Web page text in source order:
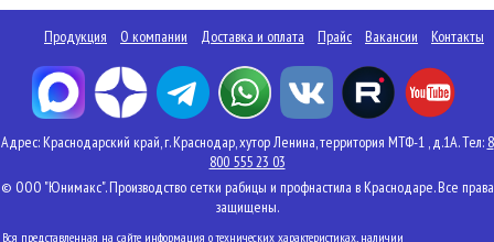
Продукция О компании Доставка и оплата Прайс Вакансии Контакты
Адрес: Краснодарский край, г. Краснодар, хутор Ленина, территория МТФ-1 , д.1А. Тел: 8
800 555 23 03
© ООО "Юнимакс". Производство сетки рабицы и профнастила в Краснодаре. Все права
защищены.
Вся представленная на сайте информация о технических характеристиках, наличии